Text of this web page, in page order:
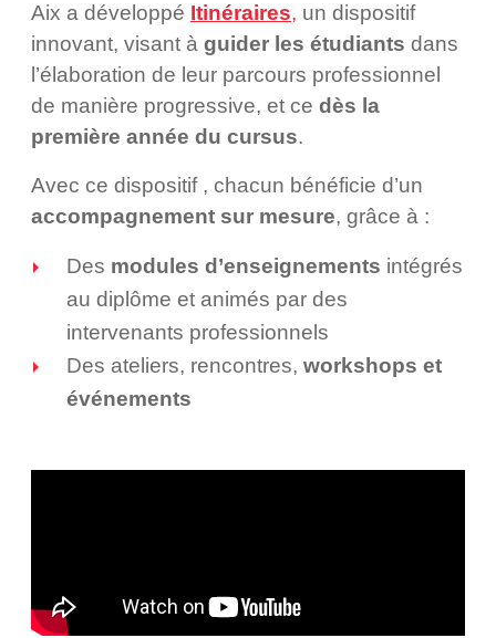
Aix a développé Itinéraires, un dispositif
innovant, visant à guider les étudiants dans
l’élaboration de leur parcours professionnel
de manière progressive, et ce dès la
première année du cursus.
Avec ce dispositif , chacun bénéficie d’un
accompagnement sur mesure, grâce à :
Des modules d’enseignements intégrés
au diplôme et animés par des
intervenants professionnels
Des ateliers, rencontres, workshops et
événements